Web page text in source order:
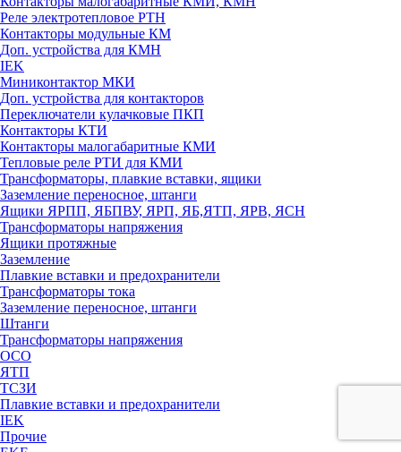
Реле электротепловое РТН
Контакторы модульные КМ
Доп. устройства для КМН
IEK
Миниконтактор МКИ
Доп. устройства для контакторов
Переключатели кулачковые ПКП
Контакторы КТИ
Контакторы малогабаритные КМИ
Тепловые реле РTИ для КМИ
Трансформаторы, плавкие вставки, ящики
Заземление переносное, штанги
Ящики ЯРПП, ЯБПВУ, ЯРП, ЯБ,ЯТП, ЯРВ, ЯСН
Трансформаторы напряжения
Ящики протяжные
Заземление
Плавкие вставки и предохранители
Трансформаторы тока
Заземление переносное, штанги
Штанги
Трансформаторы напряжения
ОСО
ЯТП
ТСЗИ
Плавкие вставки и предохранители
IEK
Прочие